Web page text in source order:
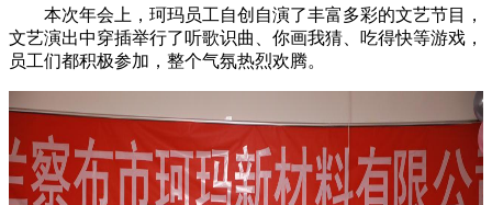
本次年会上，珂玛员工自创自演了丰富多彩的文艺节目，
文艺演出中穿插举行了听歌识曲、你画我猜、吃得快等游戏，
员工们都积极参加，整个气氛热烈欢腾。